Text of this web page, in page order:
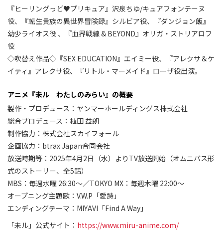
『ヒーリングっど♥プリキュア』沢泉ちゆ/キュアフォンテーヌ
役、『転生貴族の異世界冒険録』シルビア役、『ダンジョン飯』
幼少ライオス役 、『血界戦線 & BEYOND』オリガ・ストリアロフ
役
◇吹替え作品◇『SEX EDUCATION』エイミー役、『アレクサ＆ケ
イティ』アレクサ役、『リトル・マーメイド』ローザ役出演。
アニメ『未ル わたしのみらい』の概要
製作・プロデュース：ヤンマーホールディングス株式会社
総合プロデュース：植田 益朗
制作協力：株式会社スカイフォール
企画協力：btrax Japan合同会社
放送時期等：2025年4月2日（水）よりTV放送開始（オムニバス形
式のストーリー、全5話）
MBS：毎週水曜 26:30～／TOKYO MX：毎週木曜 22:00～
オープニング主題歌：V.W.P「愛詩」
エンディングテーマ：MIYAVI「Find A Way」
「未ル」公式サイト： https://www.miru-anime.com/